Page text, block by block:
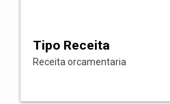
Tipo Receita
Receita orcamentaria